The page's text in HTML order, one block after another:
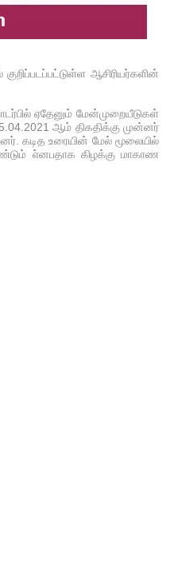
ஆசிரியர்களின்
ஏதேனும் மேன்முறையீடுகள்
ஆம் திகதிக்கு முன்னர்
கடித உரையின் மேல் மூலையில்
எ்னபதாக கிழக்கு மாகாண